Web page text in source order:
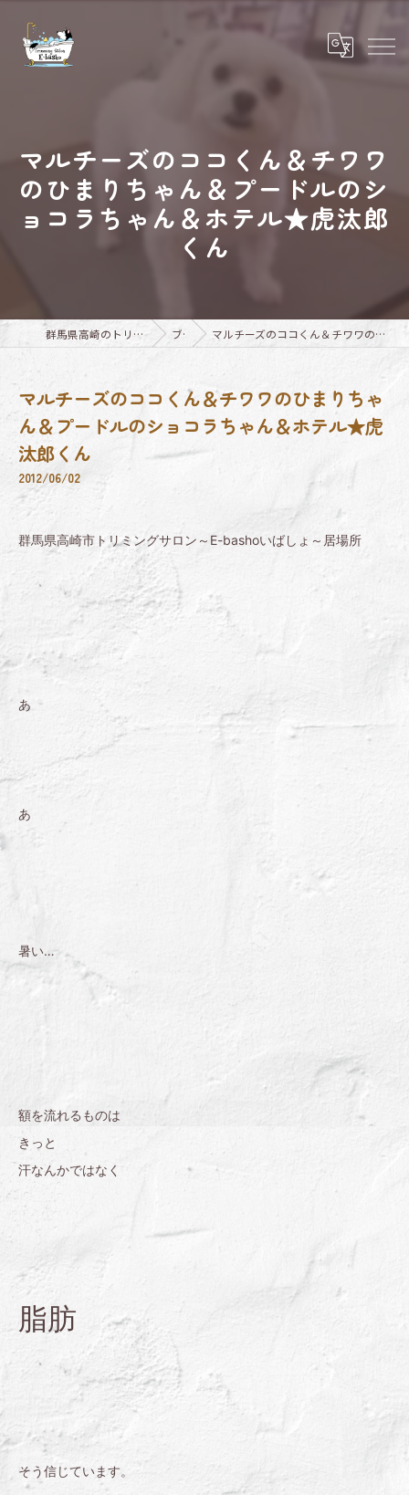
マルチーズのココくん＆チワワ
のひまりちゃん＆プードルのシ
ョコラちゃん＆ホテル★虎汰郎
くん
群馬県高崎のトリミングならTrimming Salon E-basho ブログ マルチーズのココくん＆チワワのひまりちゃん＆プードルのショコラちゃん＆ホテル★虎汰郎くん
マルチーズのココくん＆チワワのひまりちゃ
ん＆プードルのショコラちゃん＆ホテル★虎
汰郎くん
2012/06/02
群馬県高崎市トリミングサロン～E-bashoいばしょ～居場所
あ
あ
暑い…
額を流れるものは
きっと
汗なんかではなく
脂肪
そう信じています。